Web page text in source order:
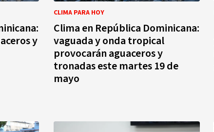
y
CLIMA PARA HOY
Clima en República Dominicana:
vaguada y onda tropical
provocarán aguaceros y
tronadas este martes 19 de
mayo